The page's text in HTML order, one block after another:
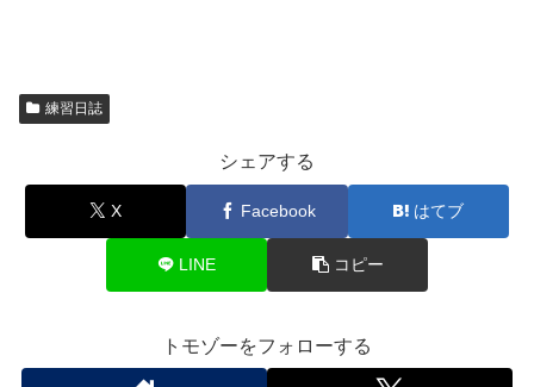
練習日誌
シェアする
X Facebook はてブ
LINE コピー
トモゾーをフォローする